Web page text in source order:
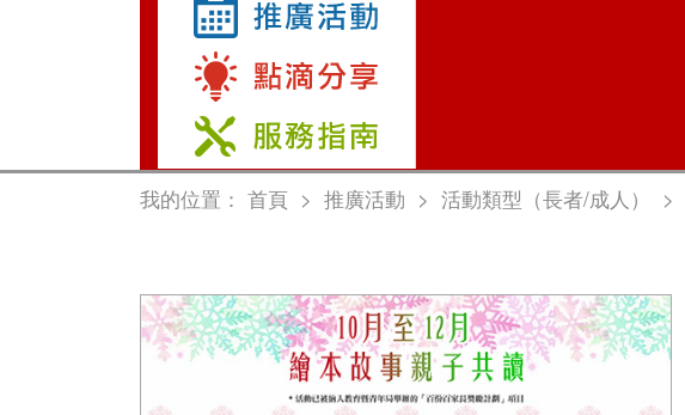
我的位置： 首頁 > 推廣活動 > 活動類型（長者/成人） >